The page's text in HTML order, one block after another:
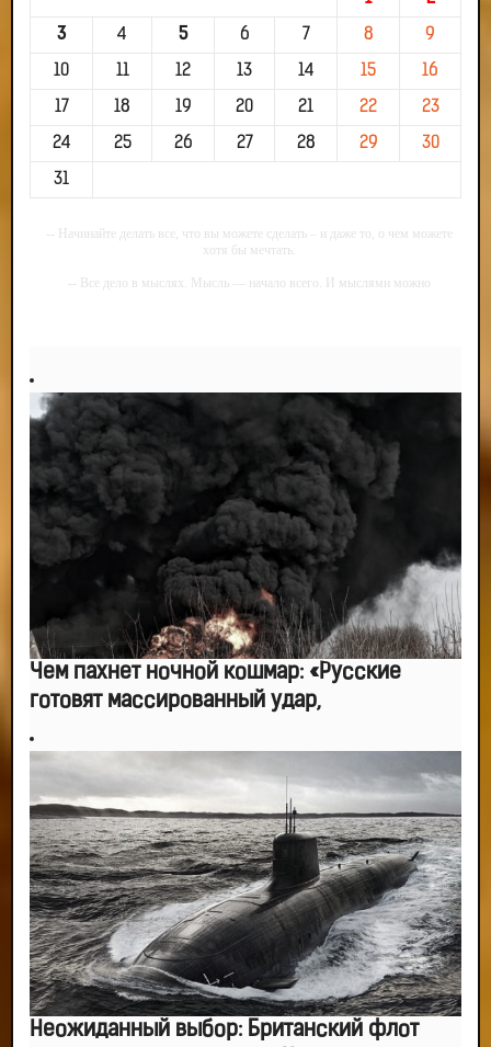
3 4 5 6 7 8 9
10 11 12 13 14 15 16
17 18 19 20 21 22 23
24 25 26 27 28 29 30
31
-- Начинайте делать все, что вы можете сделать – и даже то, о чем можете
хотя бы мечтать.
-- Все дело в мыслях. Мысль — начало всего. И мыслями можно
-- Самое большое богатство — это ум. Самая большая нищета — глупость.
Из всех страхов самый пугающий — самолюбование.
-- Лучшее, что можно сделать с хорошим советом, это пропустить его
мимо ушей. Он никогда не бывает полезен никому, кроме того, кто его дал.
-- Люблю давать советы и очень не люблю, когда их дают мне.
Чем пахнет ночной кошмар: «Русские
готовят массированный удар,
Неожиданный выбор: Британский флот